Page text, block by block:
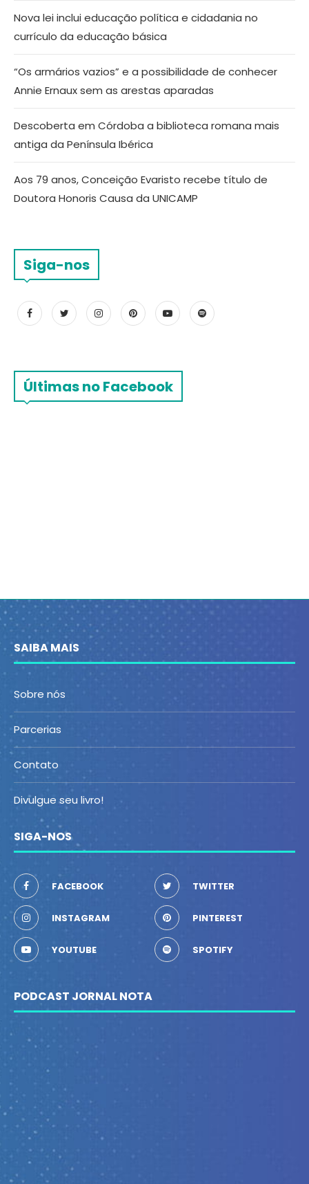
Nova lei inclui educação política e cidadania no
currículo da educação básica
“Os armários vazios” e a possibilidade de conhecer
Annie Ernaux sem as arestas aparadas
Descoberta em Córdoba a biblioteca romana mais
antiga da Península Ibérica
Aos 79 anos, Conceição Evaristo recebe título de
Doutora Honoris Causa da UNICAMP
Siga-nos
Últimas no Facebook
SAIBA MAIS
Sobre nós
Parcerias
Contato
Divulgue seu livro!
SIGA-NOS
FACEBOOK TWITTER
INSTAGRAM PINTEREST
YOUTUBE SPOTIFY
PODCAST JORNAL NOTA